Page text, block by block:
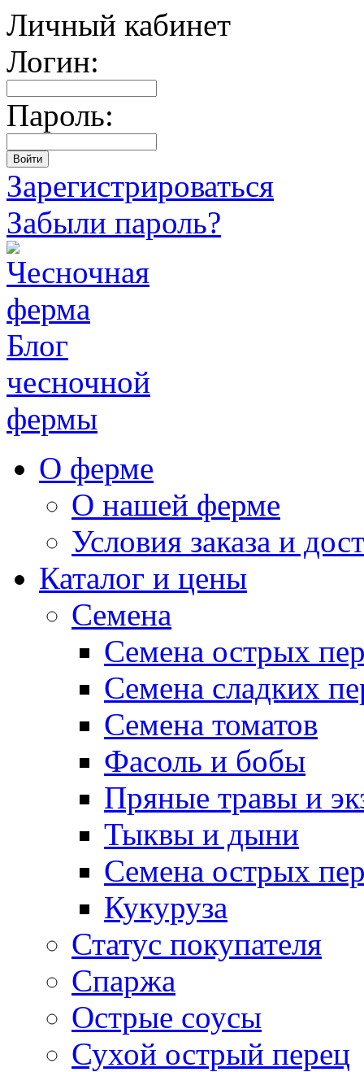
Личный кабинет
Логин:
Пароль:
Зарегистрироваться
Забыли пароль?
Блог
чесночной
фермы
О ферме
О нашей ферме
Условия заказа и
Каталог и цены
Семена
Семена острых
Семена сладких
Семена томатов
Фасоль и бобы
Пряные травы и
Тыквы и дыни
Семена острых
Кукуруза
Статус покупателя
Спаржа
Острые соусы
Сухой острый перец